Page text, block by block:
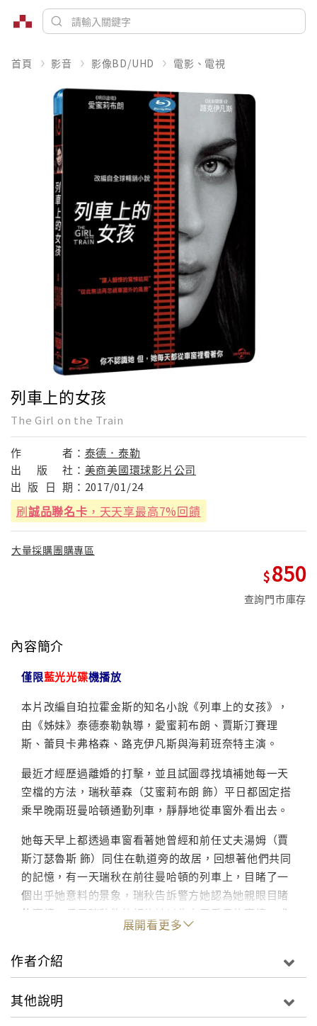
首頁 影音 影像BD/UHD 電影、電視
列車上的女孩
The Girl on the Train
作 者： 泰德．泰勒
出
版 社： 美商美國環球影片公司
出 版 日 期： 2017/01/24
刷誠品聯名卡 ，天天享最高7%回饋
大量採購團購專區
850
查詢門市庫存
內容簡介
僅限藍光光碟機播放
本片改編自珀拉霍金斯的知名小說《列車上的女孩》，
由《姊妹》泰德泰勒執導，愛蜜莉布朗、賈斯汀賽理
斯、蕾貝卡弗格森、路克伊凡斯與海莉班奈特主演。
最近才經歷過離婚的打擊，並且試圖尋找填補她每一天
空檔的方法，瑞秋華森（艾蜜莉布朗 飾）平日都固定搭
乘早晚兩班曼哈頓通勤列車，靜靜地從車窗外看出去。
她每天早上都透過車窗看著她曾經和前任丈夫湯姆（賈
斯汀瑟魯斯 飾）同住在軌道旁的故居，回想著他們共同
的記憶，有一天瑞秋在前往曼哈頓的列車上，目睹了一
個出乎她意料的景象，瑞秋告訴警方她認為她親眼目睹
的事情，但是瑞秋能夠相信她以為自己看見的事情，或
者她自己也捲入這起犯罪案件之中？
當她這名偷窺者跨越了旁觀與著迷的界線，她就必須設
法找到真正的殺人凶手，或是發現她自己其實才是手上
沾了鮮血的凶手......
展開看更多
作者介紹
其他說明